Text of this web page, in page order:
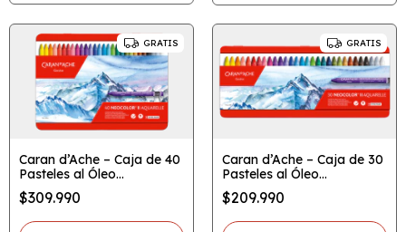
GRATIS
Caran d’Ache – Caja de 40
Pasteles al Óleo
Acuarelables
NEOCOLOR™ II
$309.990
GRATIS
Caran d’Ache – Caja de 30
Pasteles al Óleo
Acuarelables
NEOCOLOR™ II (Ref.
7500.330)
$209.990